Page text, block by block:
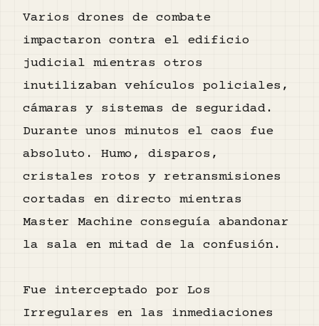
Varios drones de combate
impactaron contra el edificio
judicial mientras otros
inutilizaban vehículos policiales,
cámaras y sistemas de seguridad.
Durante unos minutos el caos fue
absoluto. Humo, disparos,
cristales rotos y retransmisiones
cortadas en directo mientras
Master Machine conseguía abandonar
la sala en mitad de la confusión.
Fue interceptado por Los
Irregulares en las inmediaciones